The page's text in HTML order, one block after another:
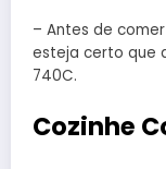
– Antes de
esteja certo que
740C.
Cozinhe